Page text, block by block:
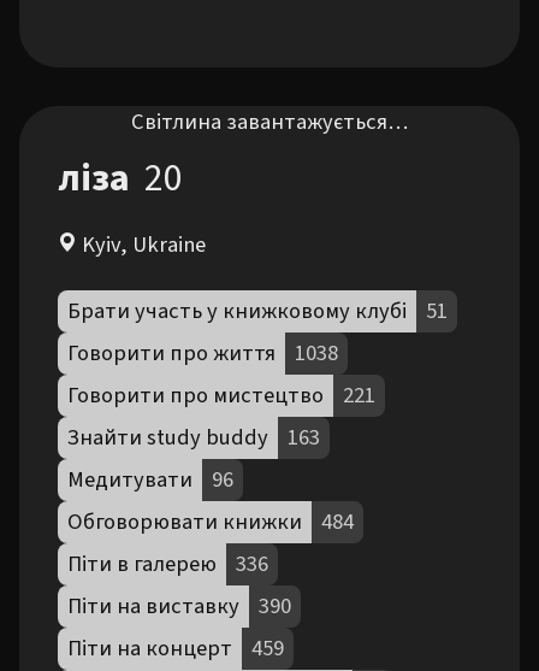
Світлина завантажується…
ліза 20
Kyiv, Ukraine
Брати участь у книжковому клубі
51
Говорити про життя
1038
Говорити про мистецтво
221
Знайти study buddy
163
Медитувати
96
Обговорювати книжки
484
Піти в галерею
336
Піти на виставку
390
Піти на концерт
459